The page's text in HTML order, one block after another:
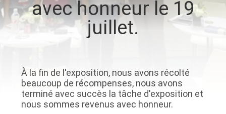
VISITE
D'USINE
QUALITÉ
avec honneur le 19
juillet.
À la fin de l'exposition, nous avons récolté
beaucoup de récompenses, nous avons
terminé avec succès la tâche d'exposition et
nous sommes revenus avec honneur.